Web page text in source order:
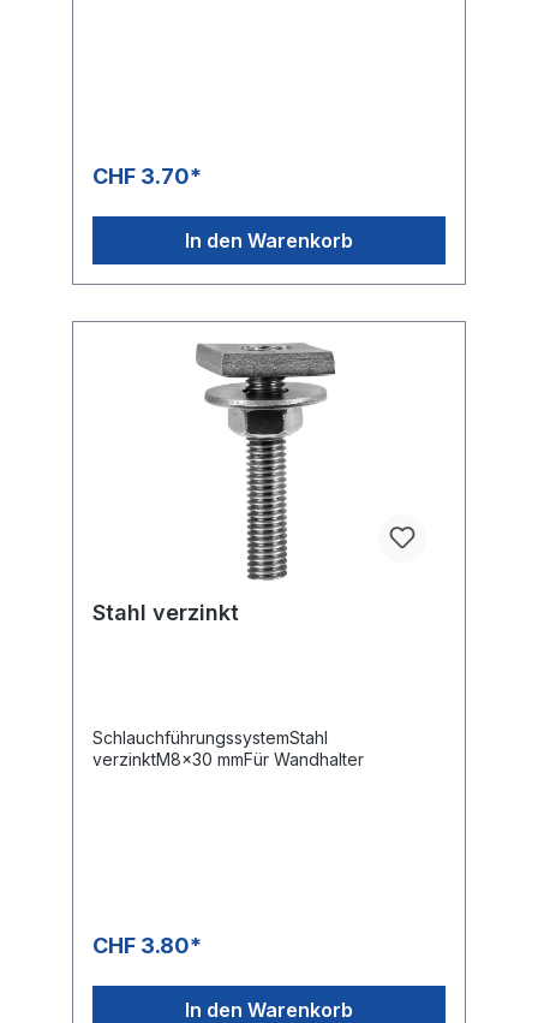
CHF 3.70*
In den Warenkorb
Stahl verzinkt
SchlauchführungssystemStahl
verzinktM8x30 mmFür Wandhalter
CHF 3.80*
In den Warenkorb